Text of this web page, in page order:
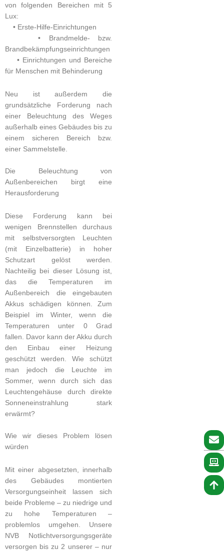
von folgenden Bereichen mit 5
Lux:
• Erste-Hilfe-Einrichtungen
• Brandmelde- bzw.
Brandbekämpfungseinrichtungen
• Einrichtungen und Bereiche
für Menschen mit Behinderung
Neu ist außerdem die
grundsätzliche Forderung nach
einer Beleuchtung des Weges
außerhalb eines Gebäudes bis zu
einem sicheren Bereich bzw.
einer Sammelstelle.
Die Beleuchtung von
Außenbereichen birgt eine
Herausforderung
Diese Forderung kann bei
wenigen Brennstellen durchaus
mit selbstversorgten Leuchten
(mit Einzelbatterie) in hoher
Schutzart gelöst werden.
Nachteilig bei dieser Lösung ist,
das die Temperaturen im
Außenbereich die eingebauten
Akkus schädigen können. Zum
Beispiel im Winter, wenn die
Temperaturen unter 0 Grad
fallen. Davor kann der Akku durch
den Einbau einer Heizung
geschützt werden. Wie schützt
man jedoch die Leuchte im
Sommer, wenn durch sich das
Leuchtengehäuse durch direkte
Sonneneinstrahlung stark
erwärmt?
Wie wir dieses Problem lösen
würden
Mit einer abgesetzten, innerhalb
des Gebäudes montierten
Versorgungseinheit lassen sich
beide Probleme – zu niedrige und
zu hohe Temperaturen –
problemlos umgehen. Unsere
NVB Notlichtversorgungsgeräte
versorgen bis zu 2 unserer – nur